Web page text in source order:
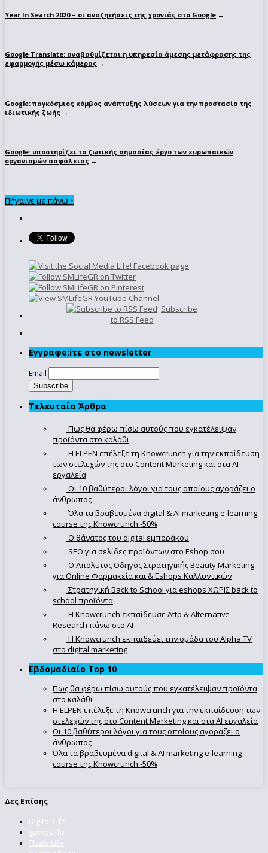
Year In Search 2020 – οι αναζητήσεις της χρονιάς στο Google →
Google Translate: αναβαθμίζεται η υπηρεσία άμεσης μετάφρασης της
εφαρμογής μέσω κάμερας →
Google: παγκόσμιος κόμβος ανάπτυξης λύσεων για την προστασία της
ιδιωτικής ζωής →
Google: υποστηρίζει το ζωτικής σημασίας έργο των ευρωπαϊκών
οργανισμών ασφάλειας →
Πήγαινε με πάνω ↑
Subscribe
to RSS Feed
Εγγραφe;iτε στο newsletter
Email
Τελευταία Άρθρα
Πως θα φέρω πίσω αυτούς που εγκατέλειψαν
προϊόντα στο καλάθι
Η ELPEN επέλεξε τη Knowcrunch για την εκπαίδευση
των στελεχών της στο Content Marketing και στα AI
εργαλεία
Οι 10 βαθύτεροι λόγοι για τους οποίους αγοράζει ο
άνθρωπος
Όλα τα βραβευμένα digital & AI marketing e-learning
course της Knowcrunch -50%
Ο θάνατος του digital εμποράκου
SEO για σελίδες προϊόντων στο Eshop σου
Ο Απόλυτoς Οδηγός Στρατηγικής Beauty Marketing
για Online Φαρμακεία και & Eshops Καλλυντικών
Στρατηγική Back to School για eshops ΧΩΡΙΣ back to
school προϊόντα
Η Knowcrunch εκπαίδευσε Attp & Alternative
Research πάνω στο ΑΙ
Η Knowcrunch εκπαιδεύει την ομάδα του Alpha TV
στο digital marketing
Εβδομαδιαίο Top 10
Πως θα φέρω πίσω αυτούς που εγκατέλειψαν προϊόντα
στο καλάθι
Η ELPEN επέλεξε τη Knowcrunch για την εκπαίδευση των
στελεχών της στο Content Marketing και στα AI εργαλεία
Οι 10 βαθύτεροι λόγοι για τους οποίους αγοράζει ο
άνθρωπος
Όλα τα βραβευμένα digital & AI marketing e-learning
course της Knowcrunch -50%
Δες Επίσης
Digital Life
gameslife
Thats Life